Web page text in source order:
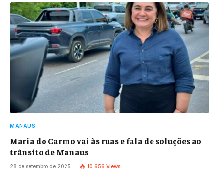
MANAUS
Maria do Carmo vai às ruas e fala de soluções ao
trânsito de Manaus
28 de setembro de 2025 10.656 Views